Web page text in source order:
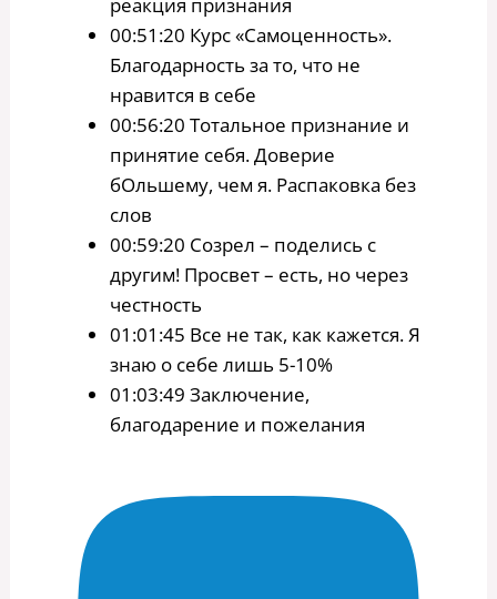
реакция признания
00:51:20 Курс «Самоценность».
Благодарность за то, что не
нравится в себе
00:56:20 Тотальное признание и
принятие себя. Доверие
бОльшему, чем я. Распаковка без
слов
00:59:20 Созрел – поделись с
другим! Просвет – есть, но через
честность
01:01:45 Все не так, как кажется. Я
знаю о себе лишь 5-10%
01:03:49 Заключение,
благодарение и пожелания